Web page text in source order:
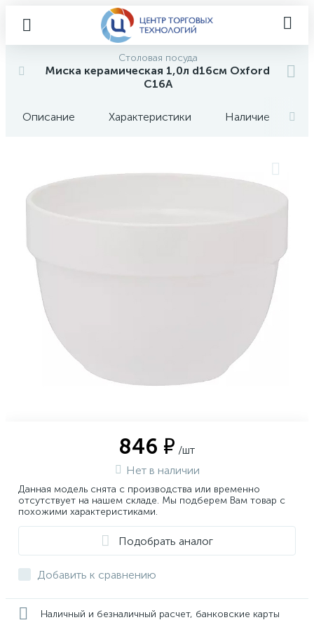
Столовая посуда
Миска керамическая 1,0л d16см Oxford
C16A
Описание Характеристики Наличие
846 ₽ /шт
Нет в наличии
Данная модель снята с производства или временно
отсутствует на нашем складе. Мы подберем Вам товар с
похожими характеристиками.
Подобрать аналог
Добавить к сравнению
Наличный и безналичный расчет, банковские карты